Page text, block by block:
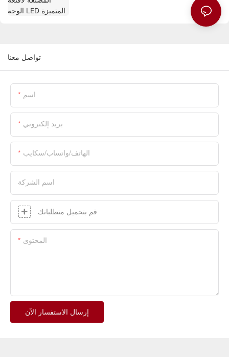
تواصل معنا
اسم
بريد إلكتروني
الهاتف/واتساب/سكايب
اسم الشركة
قم بتحميل متطلباتك
المحتوى
إرسال الاستفسار الآن